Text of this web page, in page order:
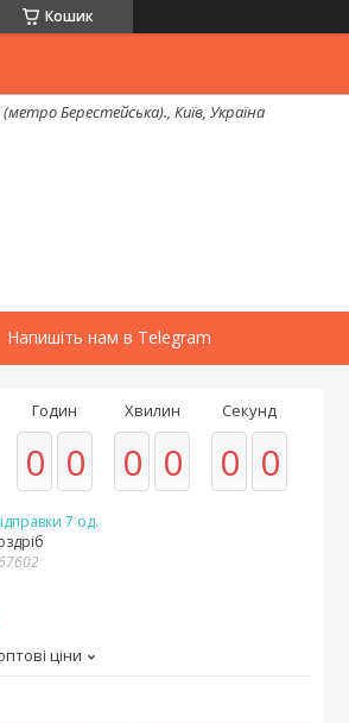
Кошик
Берестейська)., Київ, Україна
Напишіть нам в Telegram
Годин
0 0
Хвилин
0 0
Секунд
0 0
7 од.
ціни